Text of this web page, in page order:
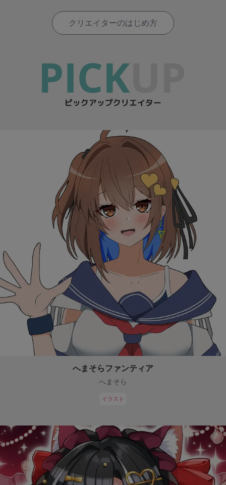
クリエイターのはじめ方
へまそらファンティア
へまそら
イラスト